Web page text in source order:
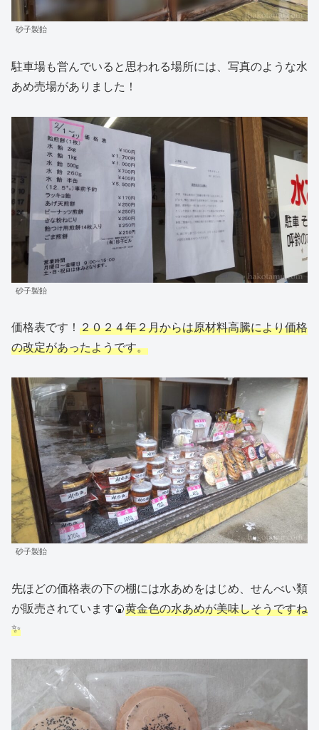
砂子製飴
駐車場も営んでいると思われる場所には、写真のような水
あめ売場がありました！
砂子製飴
価格表です！ ２０２４年２月からは原材料高騰により価格
の改定があったようです。
砂子製飴
先ほどの価格表の下の棚には水あめをはじめ、せんべい類
が販売されています🍘黄金色の水あめが美味しそうですね
✨